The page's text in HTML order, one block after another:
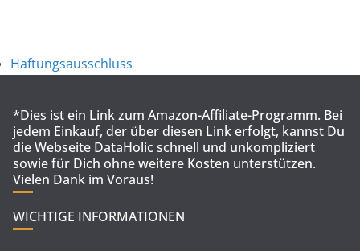
Haftungsausschluss
*Dies ist ein Link zum Amazon-Affiliate-Programm. Bei
jedem Einkauf, der über diesen Link erfolgt, kannst Du
die Webseite DataHolic schnell und unkompliziert
sowie für Dich ohne weitere Kosten unterstützen.
Vielen Dank im Voraus!
WICHTIGE INFORMATIONEN